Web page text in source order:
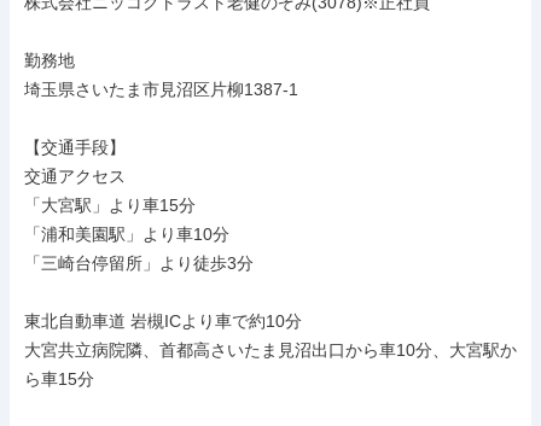
勤務地
埼玉県さいたま市見沼区片柳1387-1
【交通手段】
交通アクセス
「大宮駅」より車15分
「浦和美園駅」より車10分
「三崎台停留所」より徒歩3分
東北自動車道 岩槻ICより車で約10分
大宮共立病院隣、首都高さいたま見沼出口から車10分、大宮駅か
ら車15分